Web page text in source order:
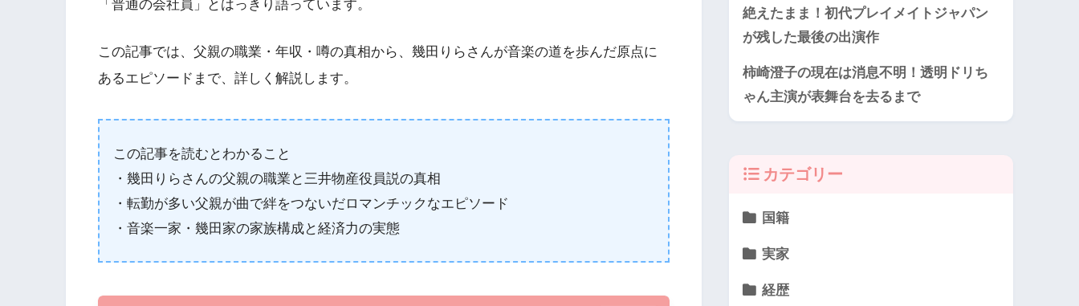
「普通の会社員」とはっきり語っています。
この記事では、父親の職業・年収・噂の真相から、幾田りらさんが音楽の道を歩んだ原点に
あるエピソードまで、詳しく解説します。
この記事を読むとわかること
・幾田りらさんの父親の職業と三井物産役員説の真相
・転勤が多い父親が曲で絆をつないだロマンチックなエピソード
・音楽一家・幾田家の家族構成と経済力の実態
絶えたまま！初代プレイメイトジャパン
が残した最後の出演作
柿崎澄子の現在は消息不明！透明ドリち
ゃん主演が表舞台を去るまで
カテゴリー
国籍
実家
経歴